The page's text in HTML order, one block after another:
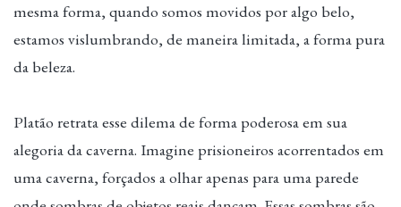
mesma forma, quando somos movidos por algo belo,
estamos vislumbrando, de maneira limitada, a forma pura
da beleza.
Platão retrata esse dilema de forma poderosa em sua
alegoria da caverna. Imagine prisioneiros acorrentados em
uma caverna, forçados a olhar apenas para uma parede